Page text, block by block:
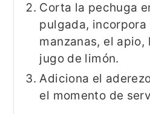
Corta la pechuga
pulgada, incorpora
manzanas, el apio,
jugo de limón.
Adiciona el
el momento de